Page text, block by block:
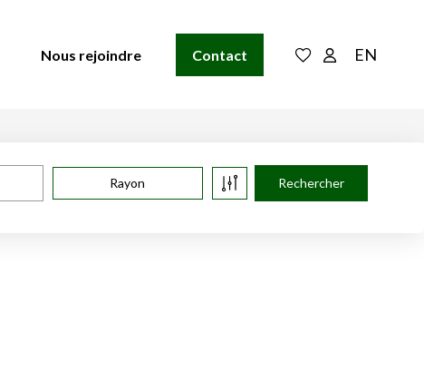
Nous rejoindre Contact EN
Rayon